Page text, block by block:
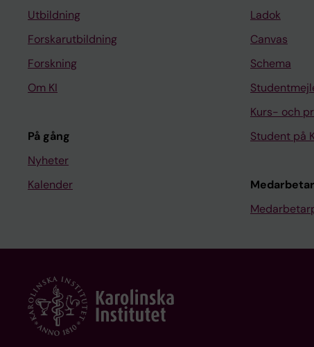
Utbildning
Forskarutbildning
Forskning
Om KI
På gång
Nyheter
Kalender
Ladok
Canvas
Schema
Kurs- och
Student på